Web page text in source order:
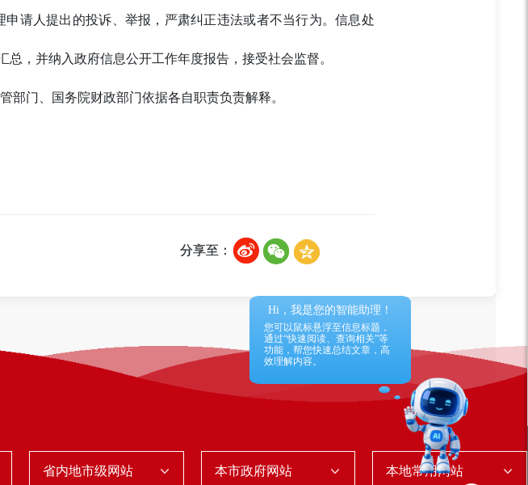
请人提出的投诉、举报，严肃纠正违法或者不当行为。信息处
，并纳入政府信息公开工作年度报告，接受社会监督。
部门、国务院财政部门依据各自职责负责解释。
分享至：
省内地市级网站 本市政府网站 本地常用网站